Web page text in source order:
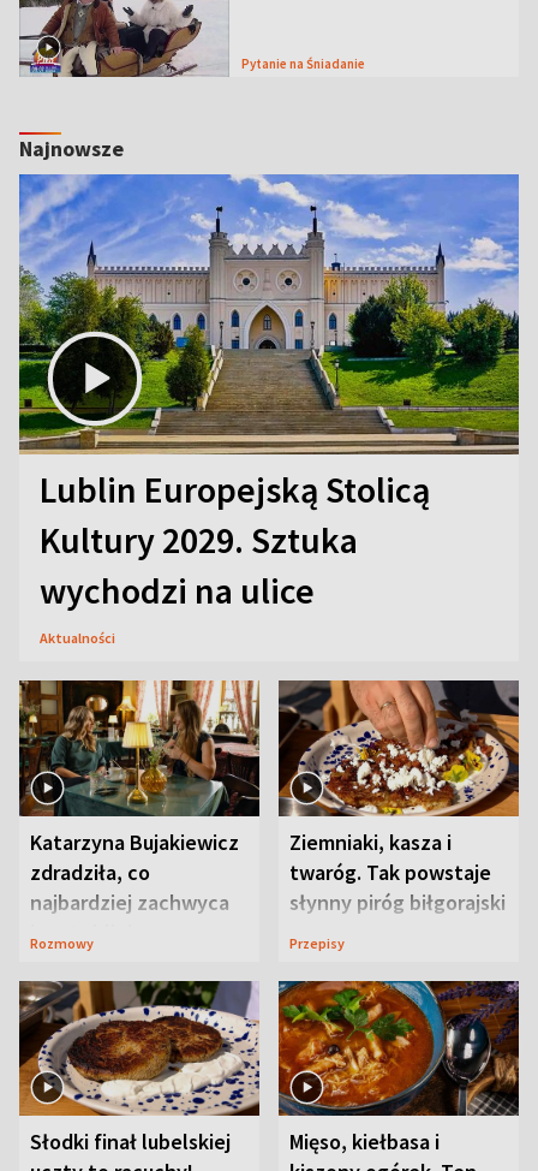
Pytanie na Śniadanie
Najnowsze
Lublin Europejską Stolicą
Kultury 2029. Sztuka
wychodzi na ulice
Aktualności
Katarzyna Bujakiewicz
zdradziła, co
najbardziej zachwyca
ją w Lublinie
Rozmowy
Ziemniaki, kasza i
twaróg. Tak powstaje
słynny piróg biłgorajski
Przepisy
Słodki finał lubelskiej
Mięso, kiełbasa i